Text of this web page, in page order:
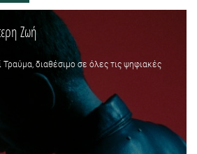
Ζωή
διαθέσιμο σε όλες τις ψηφιακές